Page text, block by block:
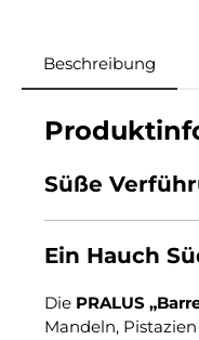
Beschreibung
Süße
Ein Hauch
Die PRALUS
Mandeln,